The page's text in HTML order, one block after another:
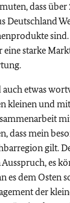
dass
Deutschland
starke
auch etwas
kleinen und
dass mein
gilt.
es
es dem Osten
der